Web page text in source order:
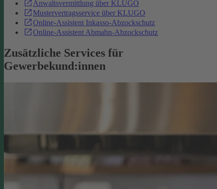
Anwaltsvermittlung über KLUGO
Mustervertragsservice über KLUGO
Online-Assistent Inkasso-Abzockschutz
Online-Assistent Abmahn-Abzockschutz
Zusätzliche Services für
Gewerbekund:innen